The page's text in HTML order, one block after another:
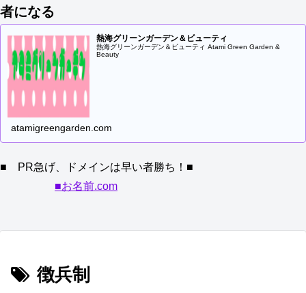
者になる
熱海グリーンガーデン＆ビューティ
熱海グリーンガーデン＆ビューティ Atami Green Garden &
Beauty
atamigreengarden.com
■ PR急げ、ドメインは早い者勝ち！■
■お名前.com
徴兵制